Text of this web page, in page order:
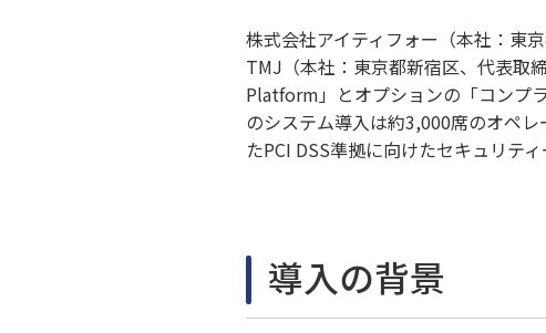
株式会社アイティフォー（本社：東
TMJ（本社：東京都新宿区、代表取
Platform」とオプションの「コンプ
のシステム導入は約3,000席のオペ
たPCI DSS準拠に向けたセキュリテ
導入の背景